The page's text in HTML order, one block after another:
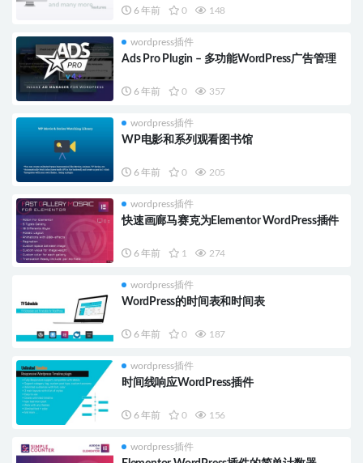
6 年前 0 148
wordpress插件
Ads Pro Plugin – 多功能WordPress广告管理
6 年前 0 357
wordpress插件
WP电影和系列观看图书馆
6 年前 0 205
wordpress插件
快速画廊马赛克为Elementor WordPress插件
6 年前 1 274
wordpress插件
WordPress的时间表和时间表
6 年前 0 187
wordpress插件
时间线响应WordPress插件
6 年前 0 156
wordpress插件